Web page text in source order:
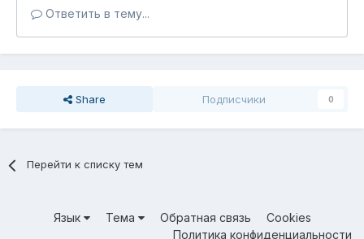
Ответить в тему...
Share Подписчики 0
Перейти к списку тем
Язык Тема Обратная связь
Cookies
Политика конфиденциальности